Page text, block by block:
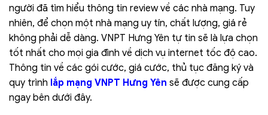
người đã tìm hiểu thông tin review về các nhà mạng. Tuy
nhiên, để chọn một nhà mạng uy tín, chất lượng, giá rẻ
không phải dễ dàng. VNPT Hưng Yên tự tin sẽ là lựa chọn
tốt nhất cho mọi gia đình về dịch vụ internet tốc độ cao.
Thông tin về các gói cước, giá cước, thủ tục đăng ký và
quy trình lắp mạng VNPT Hưng Yên sẽ được cung cấp
ngay bên dưới đây.